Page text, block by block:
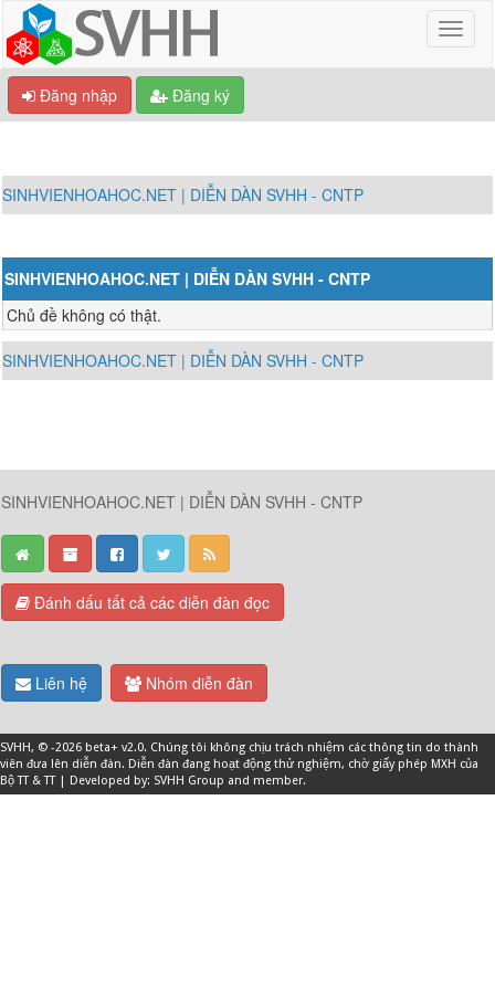
Đăng nhập Đăng ký
SINHVIENHOAHOC.NET | DIỄN DÀN SVHH - CNTP
SINHVIENHOAHOC.NET | DIỄN DÀN SVHH - CNTP
Chủ đề không có thật.
SINHVIENHOAHOC.NET | DIỄN DÀN SVHH - CNTP
SINHVIENHOAHOC.NET | DIỄN DÀN SVHH - CNTP
Đánh dấu tất cả các diễn đàn đọc
Liên hệ Nhóm diễn đàn
SVHH, © -2026 beta+ v2.0. Chúng tôi không chịu trách nhiệm các thông tin do thành
viên đưa lên diễn đàn. Diễn đàn đang hoạt động thử nghiệm, chờ giấy phép MXH của
Bộ TT & TT | Developed by: SVHH Group and member.